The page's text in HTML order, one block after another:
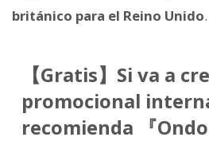
británico para el Reino Unido.
【Gratis】Si va a
promocional
recomienda 『